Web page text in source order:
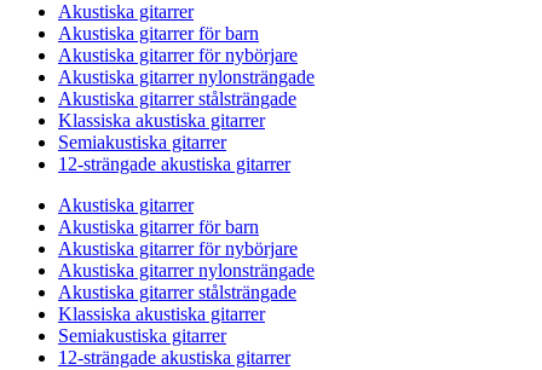
Akustiska gitarrer
Akustiska gitarrer för barn
Akustiska gitarrer för nybörjare
Akustiska gitarrer nylonsträngade
Akustiska gitarrer stålsträngade
Klassiska akustiska gitarrer
Semiakustiska gitarrer
12-strängade akustiska gitarrer
Akustiska gitarrer
Akustiska gitarrer för barn
Akustiska gitarrer för nybörjare
Akustiska gitarrer nylonsträngade
Akustiska gitarrer stålsträngade
Klassiska akustiska gitarrer
Semiakustiska gitarrer
12-strängade akustiska gitarrer